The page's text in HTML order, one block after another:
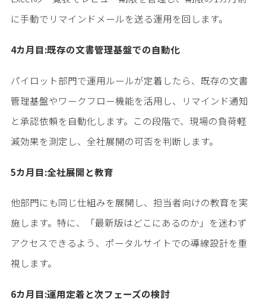
に手動でリマインドメールを送る運用を回します。
4カ月目:既存の文書管理基盤での自動化
パイロット部門で運用ルールが定着したら、既存の文書
管理基盤やワークフロー機能を活用し、リマインド通知
と承認依頼を自動化します。この段階で、現場の負荷軽
減効果を測定し、全社展開の可否を判断します。
5カ月目:全社展開と教育
他部門にも同じ仕組みを展開し、担当者向けの教育を実
施します。特に、「最新版はどこにあるのか」を迷わず
アクセスできるよう、ポータルサイトでの導線設計を重
視します。
6カ月目:運用定着と次フェーズの検討